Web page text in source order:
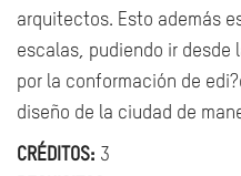
arquitectos. Esto además
escalas, pudiendo ir desde
por la conformación de
diseño de la ciudad de
CRÉDITOS: 3